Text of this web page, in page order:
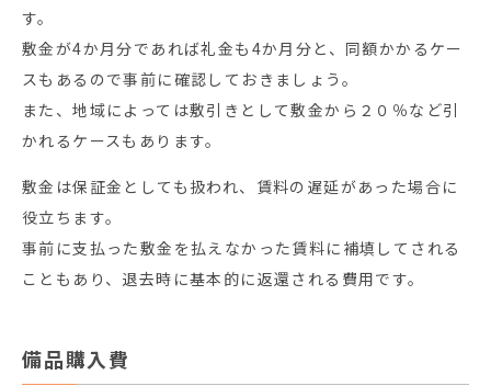
す。
敷金が4か月分であれば礼金も4か月分と、同額かかるケー
スもあるので事前に確認しておきましょう。
また、地域によっては敷引きとして敷金から２０％など引
かれるケースもあります。
敷金は保証金としても扱われ、賃料の遅延があった場合に
役立ちます。
事前に支払った敷金を払えなかった賃料に補填してされる
こともあり、退去時に基本的に返還される費用です。
備品購入費